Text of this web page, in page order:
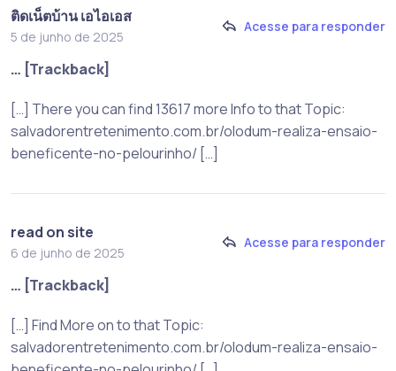
ติดเน็ตบ้าน เอไอเอส
5 de junho de 2025
Acesse para responder
… [Trackback]
[…] There you can find 13617 more Info to that Topic:
salvadorentretenimento.com.br/olodum-realiza-ensaio-
beneficente-no-pelourinho/ […]
read on site
6 de junho de 2025
Acesse para responder
… [Trackback]
[…] Find More on to that Topic:
salvadorentretenimento.com.br/olodum-realiza-ensaio-